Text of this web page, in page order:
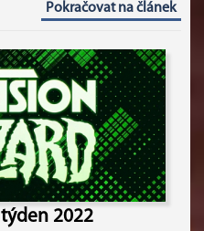
Pokračovat na článek
2022